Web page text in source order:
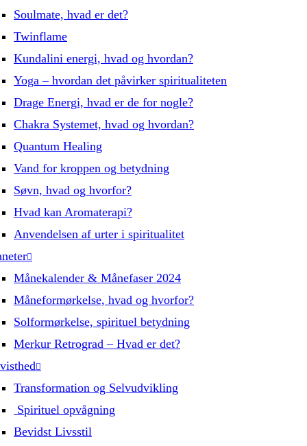
Soulmate, hvad er det?
Twinflame
Kundalini energi, hvad og hvordan?
Yoga – hvordan det påvirker spiritualiteten
Drage Energi, hvad er de for nogle?
Chakra Systemet, hvad og hvordan?
Quantum Healing
Vand for kroppen og betydning
Søvn, hvad og hvorfor?
Hvad kan Aromaterapi?
Anvendelsen af urter i spiritualitet
Månekalender & Månefaser 2024
Måneformørkelse, hvad og hvorfor?
Solformørkelse, spirituel betydning
Merkur Retrograd – Hvad er det?
Transformation og Selvudvikling
Spirituel opvågning
Bevidst Livsstil